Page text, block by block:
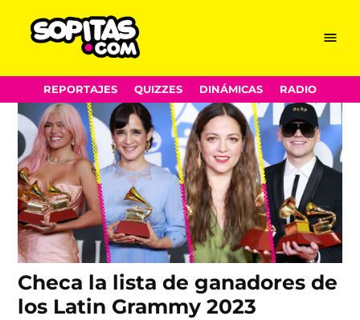
content
Menu
REPORTAJES QUIZZES DINÁMICAS RADIO
Latin Grammy
Checa la lista de ganadores de
los Latin Grammy 2023